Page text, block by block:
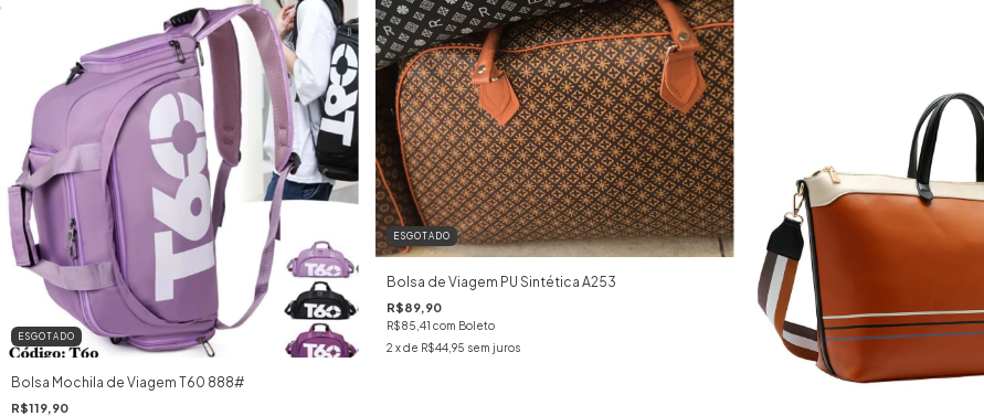
ESGOTADO
Bolsa Mochila de Viagem T60 888#
R$119,90
ESGOTADO
Bolsa de Viagem PU Sintética A253
R$89,90
R$85,41 com Boleto
2 x de R$44,95 sem juros